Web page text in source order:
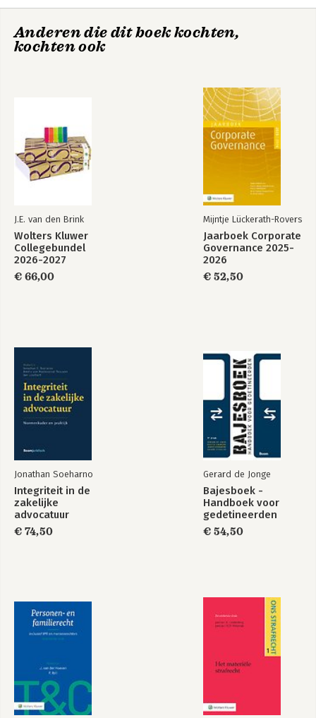
open-ended institution-building mandate
6. The status process
Anderen die dit boek kochten,
kochten ook
J.E. van den Brink
Wolters Kluwer
Collegebundel
2026-2027
€ 66,00
Mijntje Lückerath-Rovers
Jaarboek Corporate
Governance 2025-
2026
€ 52,50
Jonathan Soeharno
Integriteit in de
zakelijke
advocatuur
€ 74,50
Gerard de Jonge
Bajesboek -
Handboek voor
gedetineerden
€ 54,50